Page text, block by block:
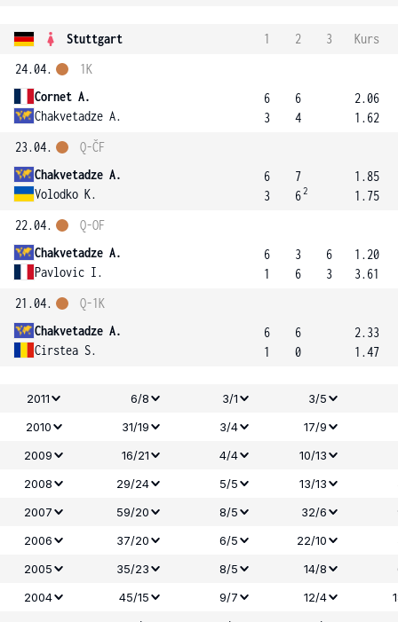
Stuttgart 1 2 3
Kurs
24.04.
Cornet A.
Chakvetadze A.
1K
6
3
6
4
2.06
1.62
23.04.
Chakvetadze A.
Volodko K.
Q-ČF
6
3
7
62
1.85
1.75
22.04.
Chakvetadze A.
Pavlovic I.
Q-OF
6
1
3
6
6
3
1.20
3.61
21.04.
Chakvetadze A.
Cirstea S.
Q-1K
6
1
6
0
2.33
1.47
2011 6/8 3/1
3/5
2010
31/19 3/4 17/9
2009
16/21 4/4
10/13
2008
29/24 5/5 13/13
2007
59/20 8/5 32/6
2006
37/20 6/5 22/10
2005
35/23 8/5 14/8
2004
45/15 9/7 12/4